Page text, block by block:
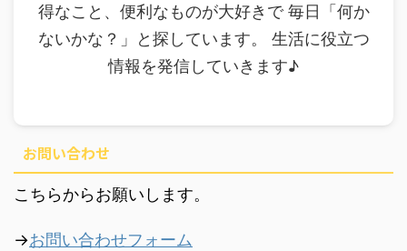
得なこと、便利なものが大好きで 毎日「何か
ないかな？」と探しています。 生活に役立つ
情報を発信していきます♪
お問い合わせ
こちらからお願いします。
→お問い合わせフォーム